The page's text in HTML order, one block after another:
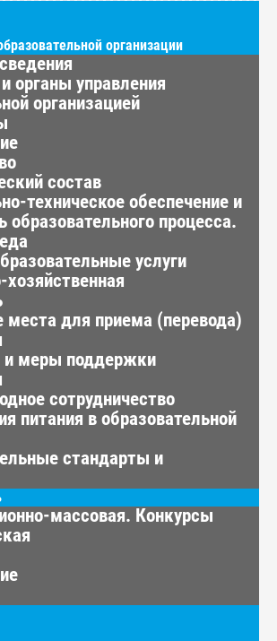
организации
органы управления
организацией
состав
техническое обеспечение и
образовательного процесса.
услуги
места для приема (перевода)
и меры поддержки
сотрудничество
питания в образовательной
стандарты и
массовая. Конкурсы